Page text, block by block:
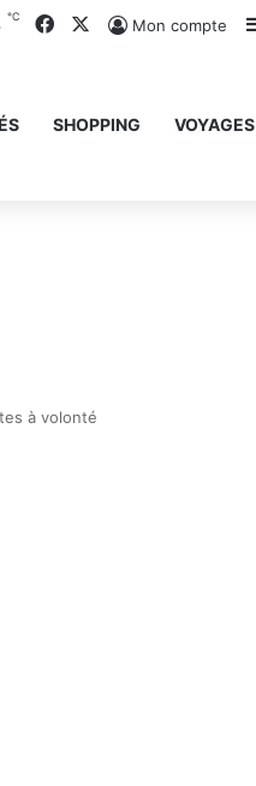
℃ FacebookMon compte
SHOPPING VOYAGES
à volonté